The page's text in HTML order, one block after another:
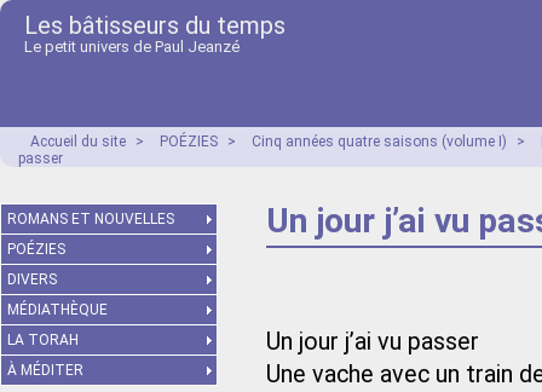
Les bâtisseurs du temps
Le petit univers de Paul Jeanzé
Accueil du site > POÉZIES > Cinq années quatre saisons (volume I) >
passer
Un jour j’ai vu
Un jour j’ai vu passer
Une vache avec un train
ROMANS ET NOUVELLES
POÉZIES
DIVERS
MÉDIATHÈQUE
LA TORAH
À MÉDITER